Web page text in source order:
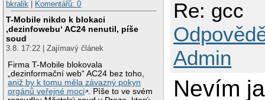
bkralik
Komentářů: 0
T-Mobile nikdo k blokaci
‚dezinfowebu‘ AC24 nenutil, píše
soud
3.8. 17:22 | Zajímavý článek
Firma T-Mobile blokovala
„dezinformační web“ AC24 bez toho,
aniž by k tomu měla závazný pokyn
orgánů veřejné moci . Píše to ve svém
Re: gcc
Admin
Nevím